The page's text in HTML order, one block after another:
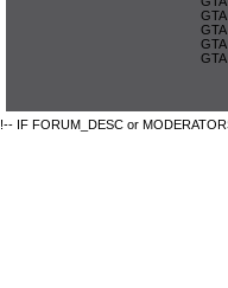
GTA
!-- IF FORUM_DESC or